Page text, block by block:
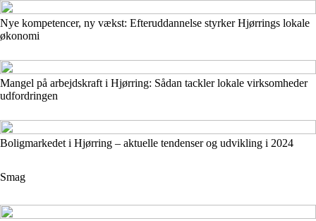
Nye kompetencer, ny vækst: Efteruddannelse styrker Hjørrings lokale
økonomi
Mangel på arbejdskraft i Hjørring: Sådan tackler lokale virksomheder
udfordringen
Boligmarkedet i Hjørring – aktuelle tendenser og udvikling i 2024
Smag